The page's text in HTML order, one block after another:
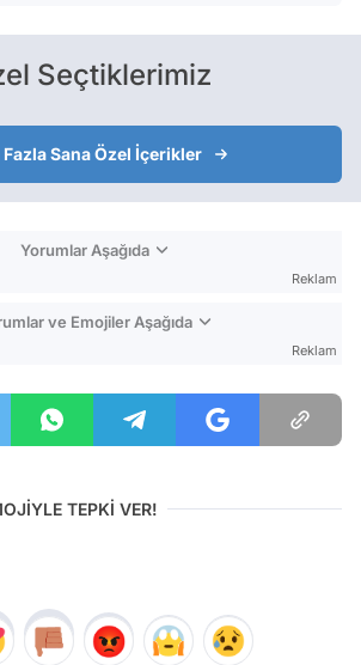
Seçtiklerimiz
Fazla Sana Özel İçerikler
Yorumlar Aşağıda
Reklam
ve Emojiler Aşağıda
Reklam
TEPKİ VER!